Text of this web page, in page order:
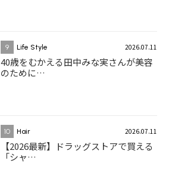
9 Life Style 2026.07.11
40歳をむかえる田中みな実さんが美容
のために…
10 Hair 2026.07.11
【2026最新】ドラッグストアで買える
「シャ…